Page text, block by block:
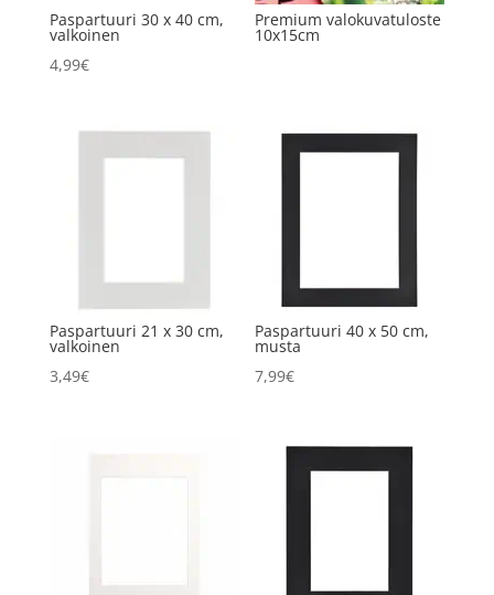
Paspartuuri 30 x 40 cm,
valkoinen
4,99€
Premium valokuvatuloste
10x15cm
Paspartuuri 21 x 30 cm,
valkoinen
3,49€
Paspartuuri 40 x 50 cm,
musta
7,99€